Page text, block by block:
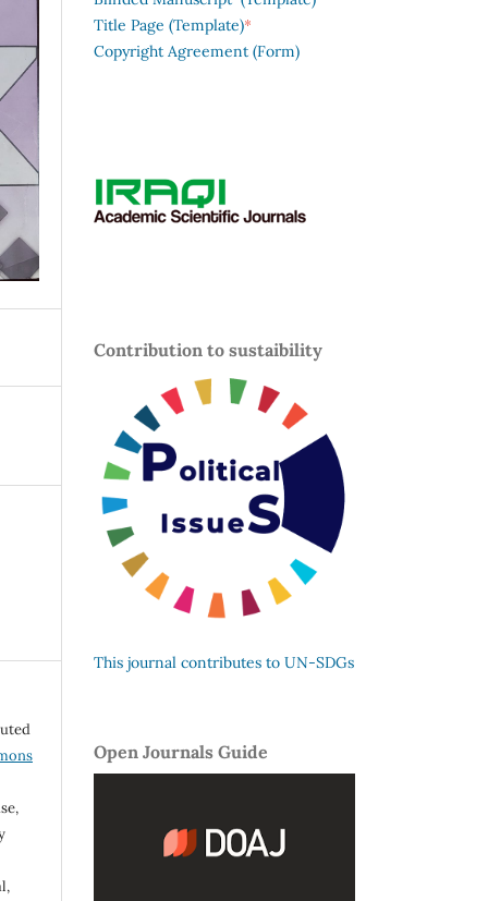
Title Page (Template)*
Copyright Agreement (Form)
Contribution to sustaibility
This journal contributes to UN-SDGs
Open Journals Guide